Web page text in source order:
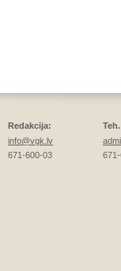
Redakcija:
info@vgk.lv
671-600-03